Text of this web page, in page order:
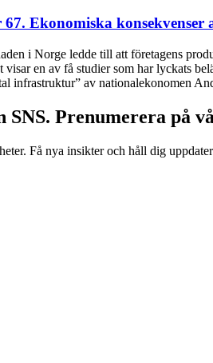
67. Ekonomiska
i Norge ledde till att företagens
visar en av få studier som har lyckats
infrastruktur” av nationalekonomen
SNS. Prenumerera på
Få nya insikter och håll dig